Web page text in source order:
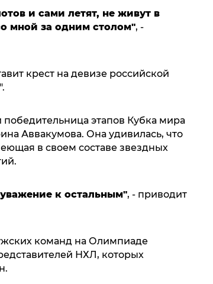
и сами летят, не живут в
мной за одним столом", -
крест на девизе российской
этапов Кубка мира
Аввакумова. Она удивилась, что
в своем составе звездных
к остальным", - приводит
команд на Олимпиаде
НХЛ, которых